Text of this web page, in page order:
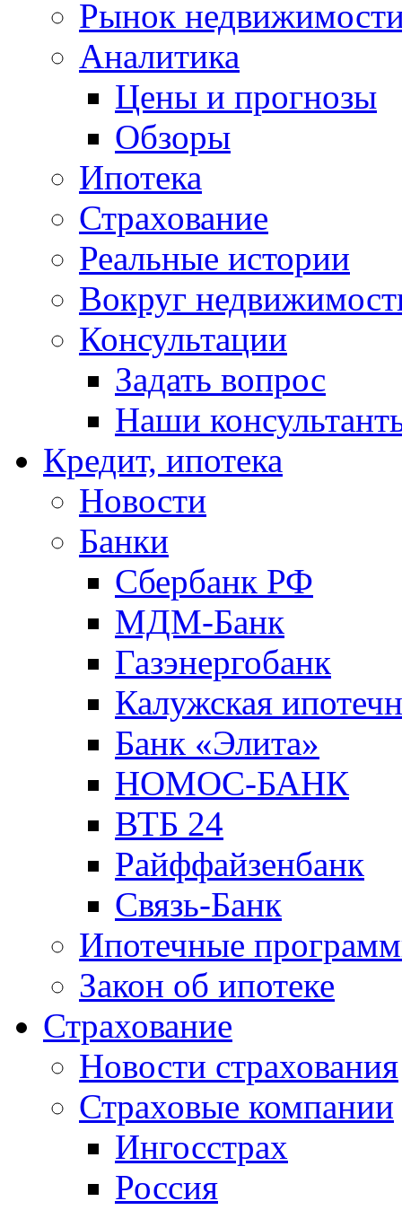
Рынок
Аналитика
Цены и прогнозы
Обзоры
Ипотека
Страхование
Реальные истории
Вокруг
Консультации
Задать вопрос
Наши
Кредит, ипотека
Новости
Банки
Сбербанк РФ
МДМ-Банк
Газэнергобанк
Калужская
Банк «Элита»
НОМОС-БАНК
ВТБ 24
Райффайзенбанк
Связь-Банк
Ипотечные
Закон об ипотеке
Страхование
Новости страхования
Страховые компании
Ингосстрах
Россия